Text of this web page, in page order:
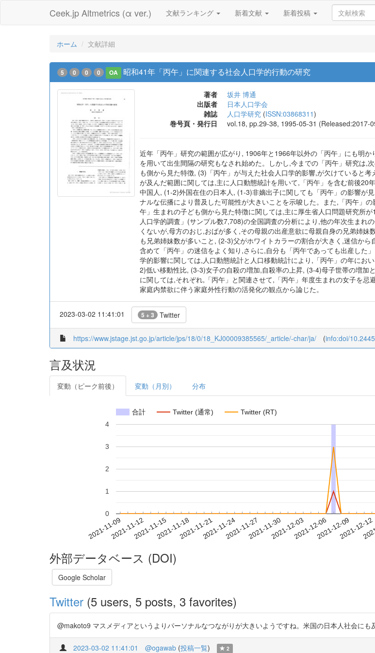
Ceek.jp Altmetrics (α ver.) 文献ランキング 新着文献 新着投稿
ホーム 文献詳細
5 0 0 0 OA 昭和41年「丙午」に関連する社会人口学的行動の研究
著者
坂井 博通
出版者
日本人口学会
雑誌
人口学研究 (ISSN:03868311)
巻号頁・発行日
vol.18, pp.29-38, 1995-05-31 (Released:2017-
近年「丙午」研究の範囲が広がり, 1906年と1966年以外の「丙午」にも明
を用いて出生間隔の研究もなされ始めた。しかし,今までの「丙午」研究は
も側から見た特徴, (3)「丙午」が与えた社会人口学的影響,が欠けていると
が及んだ範囲に関しては,主に人口動態統計を用いて,「丙午」を含む前後
中国人, (1-2)外国在住の日本人, (1-3)非嫡出子に関しても「丙午」の影響が
ナルな伝播により普及した可能性が大きいことを示唆した。また,「丙午」
午」生まれの子ども側から見た特徴に関しては,主に厚生省人口問題研究所
人口学的調査」(サンプル数7,708)の全国調査の分析により,他の年次生ま
くないが,母方のおじ,おばが多く,その母親の出産意欲に母親自身の兄弟姉
も兄弟姉妹数が多いこと, (2-3)父がホワイトカラーの割合が大きく,迷信か
含めて「丙午」の迷信をよく知り,さらに,自分も「丙午であっても出産した
学的影響に関しては,人口動態統計と人口移動統計により,「丙午」の年に
2)低い移動性比, (3-3)女子の自殺の増加,自殺率の上昇, (3-4)母子世帯の増
に関しては,それぞれ,「丙午」と関連させて,「丙午」年度生まれの女子を
家庭内禁欲に伴う家庭外性行動の活発化の観点から論じた。
2023-03-02 11:41:01 5 + 3 Twitter
https://www.jstage.jst.go.jp/article/jps/18/0/18_KJ00009385565/_article/-char/ja/ (info:doi/
言及状況
変動（ピーク前後） 変動（月別） 分布
合計 Twitter (通常) Twitter (RT)
2021-11-092021-11-122021-11-152021-11-182021-11-212021-11-242021-11-272021-11-302021-12-032021-12-062021-12-092021-12-12
0
1
2
3
4
外部データベース (DOI)
Google Scholar
Twitter (5 users, 5 posts, 3 favorites)
@makoto9 マスメディアというよりパーソナルなつながりが大きいようですね。米国の日本人社会に
2023-03-02 11:41:01 @ogawab (投稿一覧) 2